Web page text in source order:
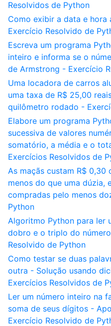
Resolvidos de Python
Como exibir a data e hora
Exercício Resolvido de
Escreva um programa
inteiro e informa se o
de Armstrong - Exercício
Uma locadora de carros
uma taxa de R$ 25,00
quilômetro rodado -
Elabore um programa
sucessiva de valores
somatório, a média e o
Exercícios Resolvidos de
As maçãs custam R$
menos do que uma dúzia,
compradas pelo menos
Python
Algoritmo Python para ler
dobro e o triplo do
Resolvido de Python
Como testar se duas
outra - Solução usando
Exercícios Resolvidos de
Ler um número inteiro na
soma de seus dígitos -
Exercício Resolvido de